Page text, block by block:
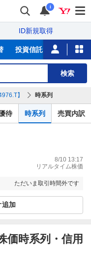
i
ID新規取得
投資信託 ニュース
検索
】 時系列
待 時系列 売買内訳
8/10 13:17
リアルタイム株価
ただいま取引時間外です
追加
価時系列・信用